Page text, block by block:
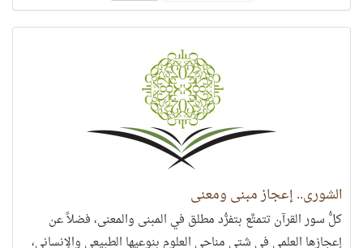
الشورى.. إعجاز مبنى ومعنى
كلُّ سور القرآن تتمتَّع بتفرُّد مطلق في المبنى والمعنى، فضلاً عن
إعجازها العلمي في شتى مناحي العلوم بنوعيها الطبيعي والإنساني،